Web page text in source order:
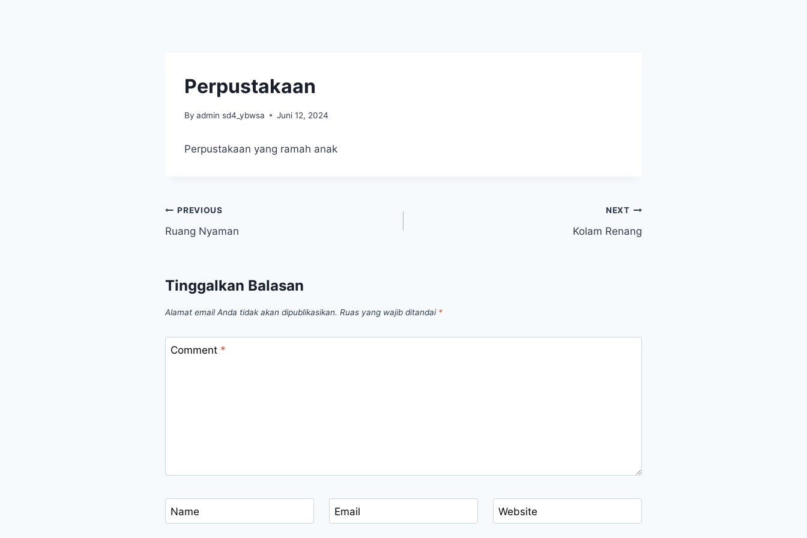
Perpustakaan
By admin sd4_ybwsa Juni 12, 2024
Perpustakaan yang ramah anak
Navigasi
pos
PREVIOUS
Ruang Nyaman
NEXT
Kolam Renang
Tinggalkan Balasan
Alamat email Anda tidak akan dipublikasikan. Ruas yang wajib ditandai *
Comment *
Name Email Website